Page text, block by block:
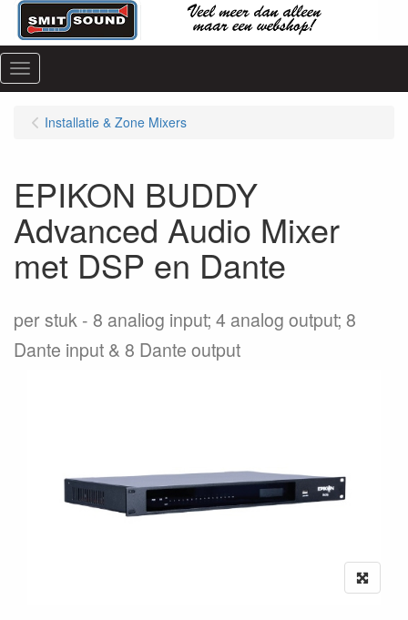
Menu
Installatie & Zone Mixers
EPIKON BUDDY
Advanced Audio Mixer
met DSP en Dante
per stuk
8 analiog input; 4 analog output; 8
Dante input & 8 Dante output